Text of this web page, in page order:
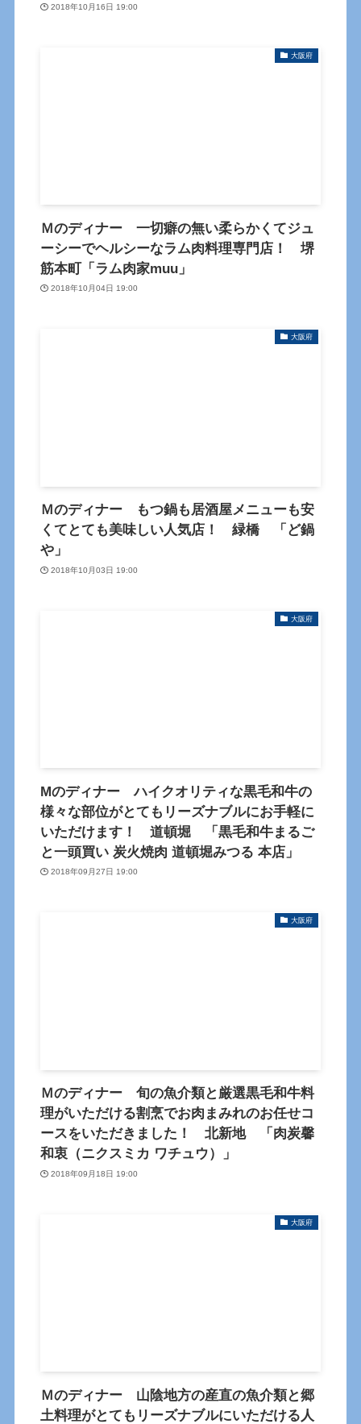
2018年10月16日 19:00
大阪府
Ｍのディナー 一切癖の無い柔らかくてジュ
ーシーでヘルシーなラム肉料理専門店！ 堺
筋本町「ラム肉家muu」
2018年10月04日 19:00
大阪府
Ｍのディナー もつ鍋も居酒屋メニューも安
くてとても美味しい人気店！ 緑橋 「ど鍋
や」
2018年10月03日 19:00
大阪府
Mのディナー ハイクオリティな黒毛和牛の
様々な部位がとてもリーズナブルにお手軽に
いただけます！ 道頓堀 「黒毛和牛まるご
と一頭買い 炭火焼肉 道頓堀みつる 本店」
2018年09月27日 19:00
大阪府
Ｍのディナー 旬の魚介類と厳選黒毛和牛料
理がいただける割烹でお肉まみれのお任せコ
ースをいただきました！ 北新地 「肉炭馨
和衷（ニクスミカ ワチュウ）」
2018年09月18日 19:00
大阪府
Ｍのディナー 山陰地方の産直の魚介類と郷
土料理がとてもリーズナブルにいただける人